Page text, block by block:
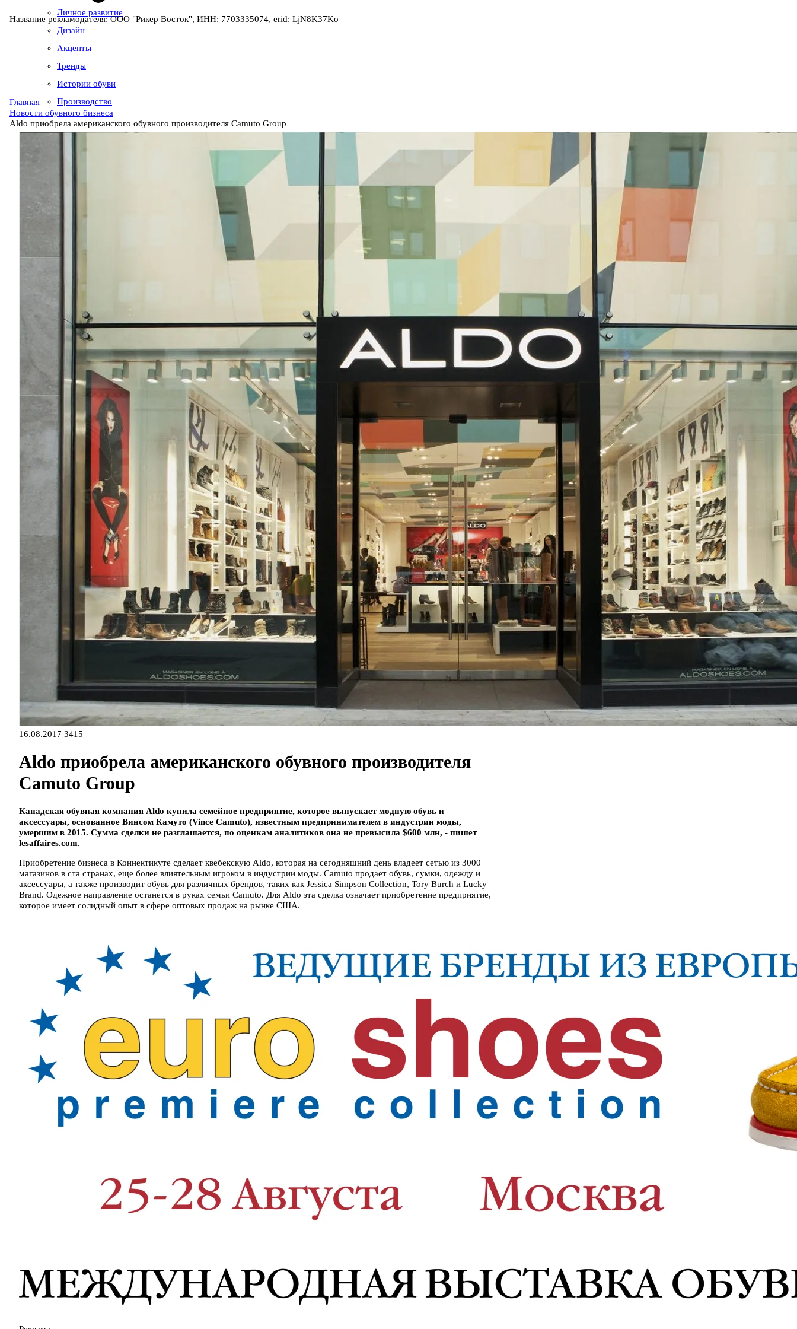
Личное развитие
Дизайн
Акценты
Тренды
Истории обуви
Производство
Название рекламодателя: ООО "Рикер Восток", ИНН: 7703335074, erid: LjN8K37Ko
Главная
Новости обувного бизнеса
Aldo приобрела американского обувного производителя Camuto Group
16.08.2017 3415
Aldo приобрела американского обувного производителя
Camuto Group
Канадская обувная компания Aldo купила семейное предприятие, которое выпускает модную обувь и
аксессуары, основанное Винсом Камуто (Vince Camuto), известным предпринимателем в индустрии моды,
умершим в 2015. Сумма сделки не разглашается, по оценкам аналитиков она не превысила $600 млн, - пишет
lesaffaires.com.
Приобретение бизнеса в Коннектикуте сделает квебекскую Aldo, которая на сегодняшний день владеет сетью из 3000
магазинов в ста странах, еще более влиятельным игроком в индустрии моды. Camuto продает обувь, сумки, одежду и
аксессуары, а также производит обувь для различных брендов, таких как Jessica Simpson Collection, Tory Burch и Lucky
Brand. Одежное направление останется в руках семьи Camuto. Для Aldo эта сделка означает приобретение предприятие,
которое имеет солидный опыт в сфере оптовых продаж на рынке США.